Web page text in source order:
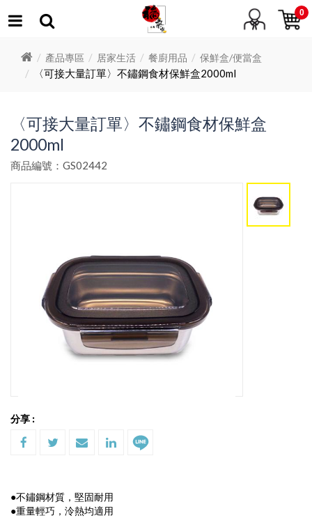
0
產品專區 居家生活 餐廚用品 保鮮盒/便當盒
〈可接大量訂單〉不鏽鋼食材保鮮盒2000ml
〈可接大量訂單〉不鏽鋼食材保鮮盒
2000ml
商品編號：GS02442
分享 :
●不鏽鋼材質，堅固耐用
●重量輕巧，泠熱均適用